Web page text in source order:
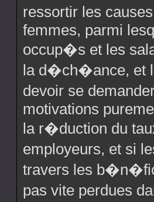
ressortir les
femmes, parmi
occup�s et les
la d�ch�ance, et
devoir se
motivations
la r�duction du
employeurs, et si
travers les
pas vite perdues